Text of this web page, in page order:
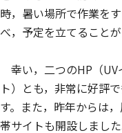
時，暑い場所で作業を
べ，予定を立てることが
幸い，二つのHP（UV
ト）とも，非常に好評
す。また，昨年からは
帯サイトも開設しまし